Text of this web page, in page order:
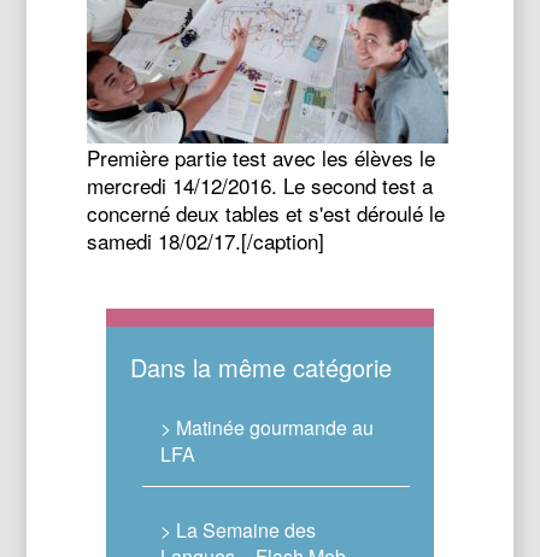
Première partie test avec les élèves le
mercredi 14/12/2016. Le second test a
concerné deux tables et s'est déroulé le
samedi 18/02/17.[/caption]
Dans la même catégorie
> Matinée gourmande au
LFA
> La Semaine des